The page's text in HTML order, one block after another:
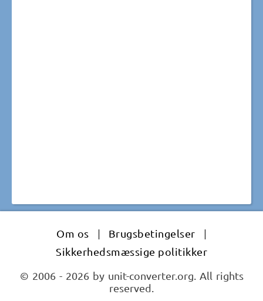
Om os | Brugsbetingelser
|
Sikkerhedsmæssige politikker
© 2006 - 2026 by unit-converter.org. All rights
reserved.